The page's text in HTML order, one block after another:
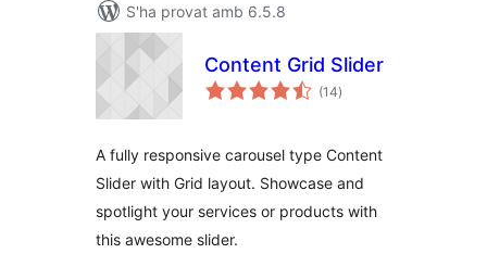
S'ha provat amb 6.5.8
Content Grid Slider
(14puntuacions
totals
)
A fully responsive carousel type Content
Slider with Grid layout. Showcase and
spotlight your services or products with
this awesome slider.